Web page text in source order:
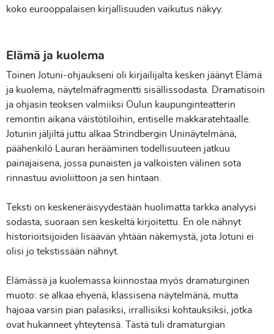
koko eurooppalaisen kirjallisuuden vaikutus näkyy.
Elämä ja kuolema
Toinen Jotuni-ohjaukseni oli kirjailijalta kesken jäänyt Elämä
ja kuolema, näytelmäfragmentti sisällissodasta. Dramatisoin
ja ohjasin teoksen valmiiksi Oulun kaupunginteatterin
remontin aikana väistötiloihin, entiselle makkaratehtaalle.
Jotunin jäljiltä juttu alkaa Strindbergin Uninäytelmänä,
päähenkilö Lauran herääminen todellisuuteen jatkuu
painajaisena, jossa punaisten ja valkoisten välinen sota
rinnastuu avioliittoon ja sen hintaan.
Teksti on keskeneräisyydestään huolimatta tarkka analyysi
sodasta, suoraan sen keskeltä kirjoitettu. En ole nähnyt
historioitsijoiden lisäävän yhtään näkemystä, jota Jotuni ei
olisi jo tekstissään nähnyt.
Elämässä ja kuolemassa kiinnostaa myös dramaturginen
muoto: se alkaa ehyenä, klassisena näytelmänä, mutta
hajoaa varsin pian palasiksi, irrallisiksi kohtauksiksi, jotka
ovat hukanneet yhteytensä. Tästä tuli dramaturgian